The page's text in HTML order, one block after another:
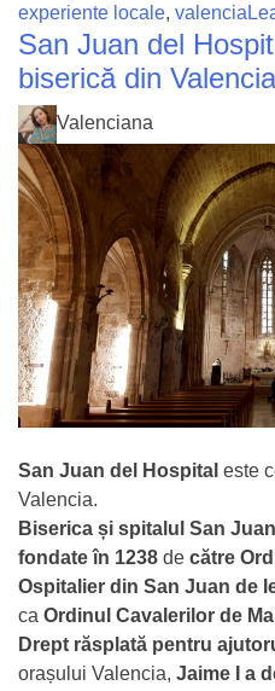
experiente locale, valencia
San Juan del
biserică din Valencia
Valenciana
San Juan del Hospital este
Valencia.
Biserica și spitalul San
fondate în 1238 de către
Ospitalier din San Juan de
ca Ordinul Cavalerilor de
Drept răsplată pentru
orașului Valencia, Jaime I a